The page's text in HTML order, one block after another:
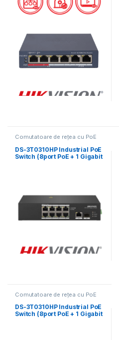
Comutatoare de rețea cu PoE
DS-3T0310HP Industrial PoE
Switch (8port PoE + 1 Gigabit
Comutatoare de rețea cu PoE
DS-3T0310HP Industrial PoE
Switch (8port PoE + 1 Gigabit